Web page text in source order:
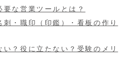
な営業ツールとは？
・職印（印鑑）・看板の作り
？役に立たない？受験のメリ